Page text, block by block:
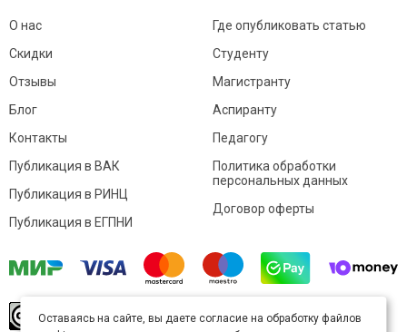
О нас
Скидки
Отзывы
Блог
Контакты
Где опубликовать статью
Студенту
Магистранту
Аспиранту
Педагогу
Публикация в ВАК
Публикация в РИНЦ
Публикация в ЕГПНИ
Политика обработки
персональных данных
Договор оферты
произведение доступно полицензии Creative
Оставаясь на сайте, вы даете согласие на обработку файлов